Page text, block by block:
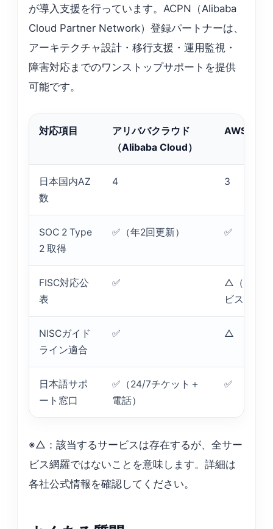
が導入支援を行っています。ACPN（Alibaba
Cloud Partner Network）登録パートナーは、
アーキテクチャ設計・移行支援・運用監視・
障害対応までのワンストップサポートを提供
可能です。
対応項目
アリババクラウド
（Alibaba Cloud）
AWS
日本国内AZ
数
4 3
SOC 2 Type
2 取得
✅（年2回更新） ✅
FISC対応公
表
✅
△（一部
ビスのみ）
NISCガイド
ライン適合
✅ △
日本語サポ
ート窓口
✅（24/7チケット＋
電話）
✅
※△：該当するサービスは存在するが、全サー
ビス網羅ではないことを意味します。詳細は
各社公式情報を確認してください。